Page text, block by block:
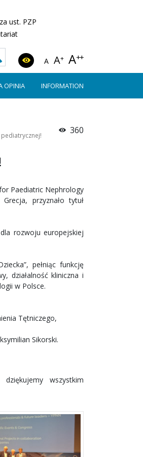
ust. PZP
A A+ A++
OPINIA INFORMATION
360
Paediatric Nephrology
przyznało tytuł
rozwoju europejskiej
pełniąc funkcję
działalność kliniczna i
w Polsce.
Tętniczego,
Sikorski.
wszystkim